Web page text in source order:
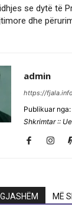
se dytë të
dhe
admin
https://fjala.info
Publikuar nga:
Shkrimtar ::
MË